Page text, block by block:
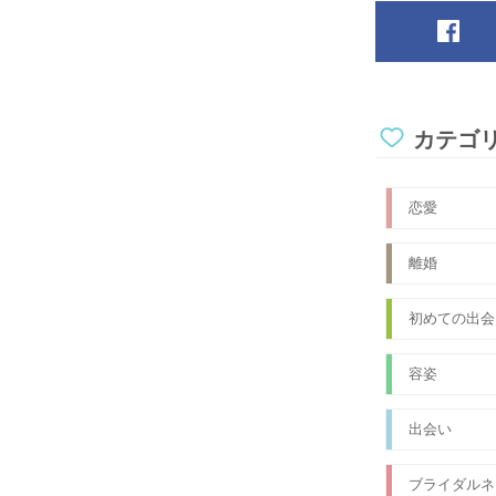
カテゴ
恋愛
離婚
初めての出
容姿
出会い
ブライダル